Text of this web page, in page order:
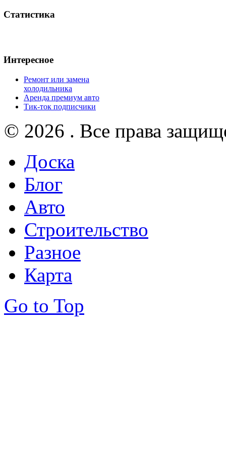
Статистика
Интересное
Ремонт или замена
холодильника
Аренда премиум авто
Тик-ток подписчики
© 2026 . Все права
Доска
Блог
Авто
Строительство
Разное
Карта
Go to Top